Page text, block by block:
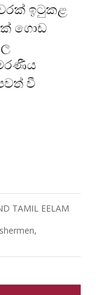
ඉටුකළ
ගොඩ
වී
TAMIL EELAM